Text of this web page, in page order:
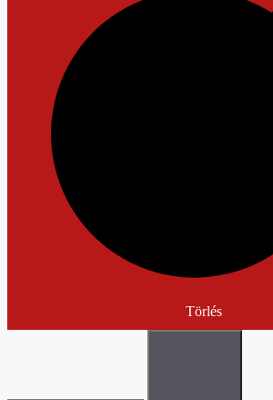
Törlés